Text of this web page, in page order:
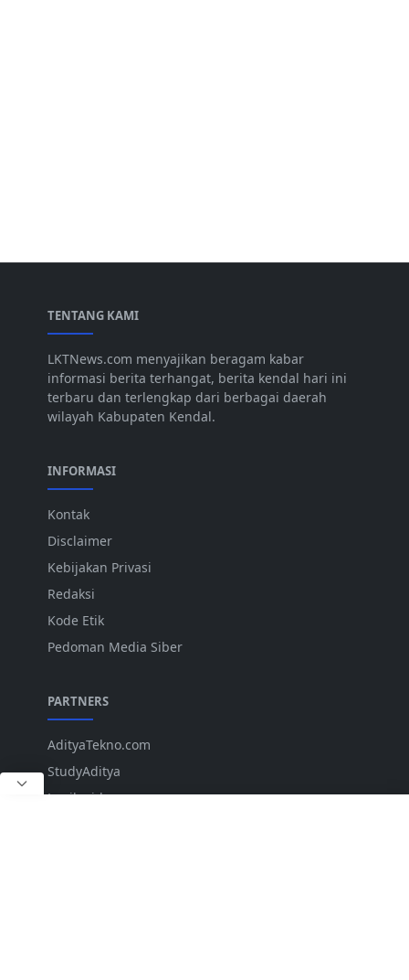
TENTANG KAMI
LKTNews.com menyajikan beragam kabar
informasi berita terhangat, berita kendal hari ini
terbaru dan terlengkap dari berbagai daerah
wilayah Kabupaten Kendal.
INFORMASI
Kontak
Disclaimer
Kebijakan Privasi
Redaksi
Kode Etik
Pedoman Media Siber
PARTNERS
AdityaTekno.com
StudyAditya
Lepiku.id